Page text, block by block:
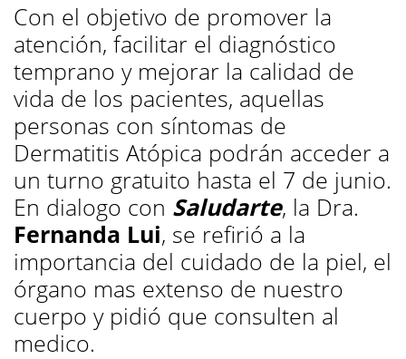
Con el objetivo de promover la
atención, facilitar el diagnóstico
temprano y mejorar la calidad de
vida de los pacientes, aquellas
personas con síntomas de
Dermatitis Atópica podrán acceder a
un turno gratuito hasta el 7 de junio.
En dialogo con Saludarte, la Dra.
Fernanda Lui, se refirió a la
importancia del cuidado de la piel, el
órgano mas extenso de nuestro
cuerpo y pidió que consulten al
medico.